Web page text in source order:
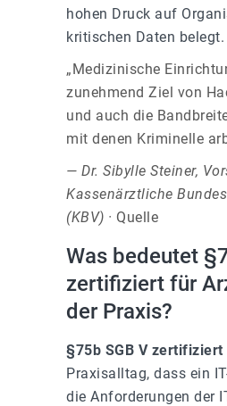
hohen Druck auf
kritischen Daten belegt.
„Medizinische
zunehmend Ziel von
und auch die
mit denen Kriminelle
— Dr. Sibylle Steiner,
Kassenärztliche
(KBV) · Quelle
Was bedeutet
zertifiziert für
der Praxis?
§75b SGB V zertifiziert
Praxisalltag, dass ein
die Anforderungen der